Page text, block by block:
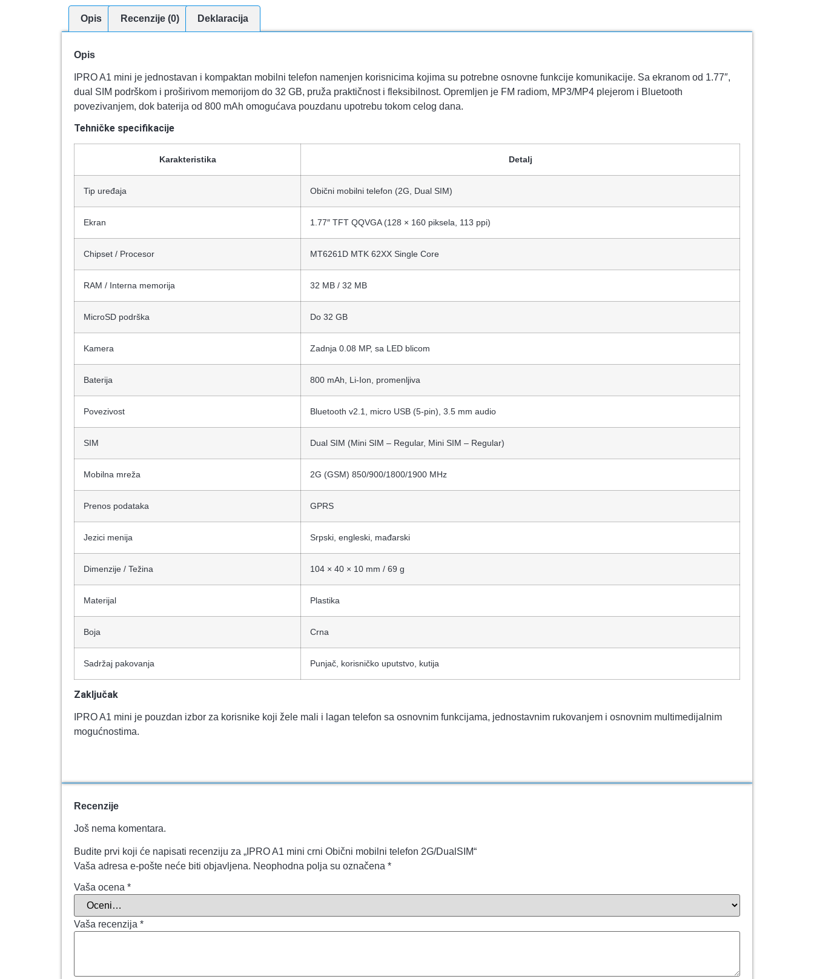
Opis Recenzije (0) Deklaracija
Opis
IPRO A1 mini je jednostavan i kompaktan mobilni telefon namenjen korisnicima kojima su potrebne osnovne funkcije komunikacije. Sa ekranom od 1.77″,
dual SIM podrškom i proširivom memorijom do 32 GB, pruža praktičnost i fleksibilnost. Opremljen je FM radiom, MP3/MP4 plejerom i Bluetooth
povezivanjem, dok baterija od 800 mAh omogućava pouzdanu upotrebu tokom celog dana.
Tehničke specifikacije
Karakteristika Detalj
Tip uređaja Obični mobilni telefon (2G, Dual SIM)
Ekran 1.77″ TFT QQVGA (128 × 160 piksela, 113 ppi)
Chipset / Procesor MT6261D MTK 62XX Single Core
RAM / Interna memorija 32 MB / 32 MB
MicroSD podrška Do 32 GB
Kamera Zadnja 0.08 MP, sa LED blicom
Baterija 800 mAh, Li-Ion, promenljiva
Povezivost Bluetooth v2.1, micro USB (5-pin), 3.5 mm audio
SIM Dual SIM (Mini SIM – Regular, Mini SIM – Regular)
Mobilna mreža 2G (GSM) 850/900/1800/1900 MHz
Prenos podataka GPRS
Jezici menija Srpski, engleski, mađarski
Dimenzije / Težina 104 × 40 × 10 mm / 69 g
Materijal Plastika
Boja Crna
Sadržaj pakovanja Punjač, korisničko uputstvo, kutija
Zaključak
IPRO A1 mini je pouzdan izbor za korisnike koji žele mali i lagan telefon sa osnovnim funkcijama, jednostavnim rukovanjem i osnovnim multimedijalnim
mogućnostima.
Recenzije
Još nema komentara.
Budite prvi koji će napisati recenziju za „IPRO A1 mini crni Obični mobilni telefon 2G/DualSIM“
Vaša adresa e-pošte neće biti objavljena. Neophodna polja su označena *
Vaša ocena *
Vaša recenzija *